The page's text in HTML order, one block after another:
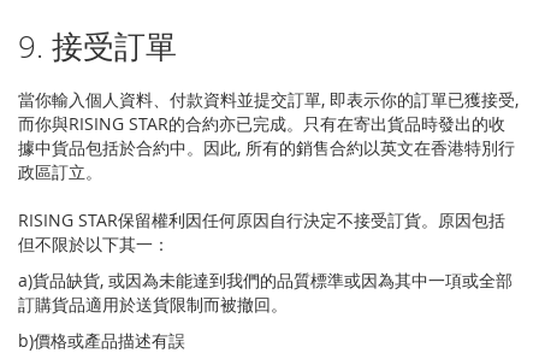
9. 接受訂單
當你輸入個人資料、付款資料並提交訂單, 即表示你的訂單已獲接受,
而你與RISING STAR的合約亦已完成。只有在寄出貨品時發出的收
據中貨品包括於合約中。因此, 所有的銷售合約以英文在香港特別行
政區訂立。
RISING STAR保留權利因任何原因自行決定不接受訂貨。原因包括
但不限於以下其一：
a)貨品缺貨, 或因為未能達到我們的品質標準或因為其中一項或全部
訂購貨品適用於送貨限制而被撤回。
b)價格或產品描述有誤